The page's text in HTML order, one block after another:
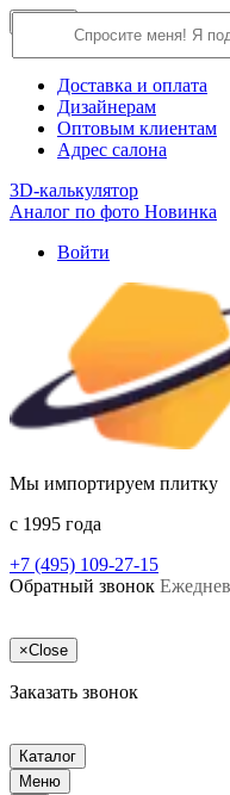
О компании
Доставка и оплата
Дизайнерам
Оптовым клиентам
Адрес салона
3D-калькулятор
Аналог по фото Новинка
Войти
Мы импортируем плитку
c 1995 года
+7 (495) 109-27-15
Обратный звонок
×Close
Заказать звонок
Каталог
Меню